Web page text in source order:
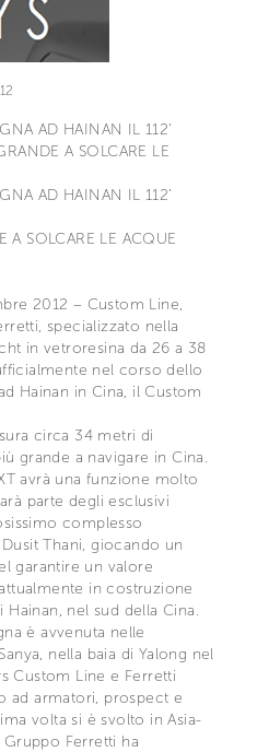
AD HAINAN IL 112’
A SOLCARE LE
AD HAINAN IL 112’
A SOLCARE LE ACQUE
2012 – Custom Line,
specializzato nella
in vetroresina da 26 a 38
nel corso dello
Hainan in Cina, il Custom
circa 34 metri di
grande a navigare in Cina.
avrà una funzione molto
parte degli esclusivi
complesso
Thani, giocando un
garantire un valore
in costruzione
Hainan, nel sud della Cina.
è avvenuta nelle
nella baia di Yalong nel
Custom Line e Ferretti
ad armatori, prospect e
volta si è svolto in Asia-
Gruppo Ferretti ha